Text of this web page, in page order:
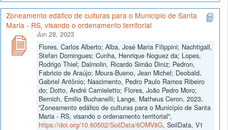
Zoneamento edáfico de culturas para o Município de Santa
Maria - RS, visando o ordenamento territorial
Jun 28, 2023
Flores, Carlos Alberto; Alba, José Maria Filippini; Nachtigall,
Stefan Domingues; Cunha, Henrique Noguez da; Lopes,
Rodrigo Thiel; Dalmolin, Ricardo Simão Diniz; Pedron,
Fabricio de Araújo; Moura-Bueno, Jean Michel; Deobald,
Gabriel Antônio; Nascimento, Pedro Paulo Ramos Ribeiro
do; Dotto, André Carnieletto; Flores, João Pedro Moro;
Bernich, Emilio Buchanelli; Lange, Matheus Ceron, 2023,
"Zoneamento edáfico de culturas para o Município de Santa
Maria - RS, visando o ordenamento territorial",
https://doi.org/10.60502/SoilData/6OMV8G, SoilData, V1